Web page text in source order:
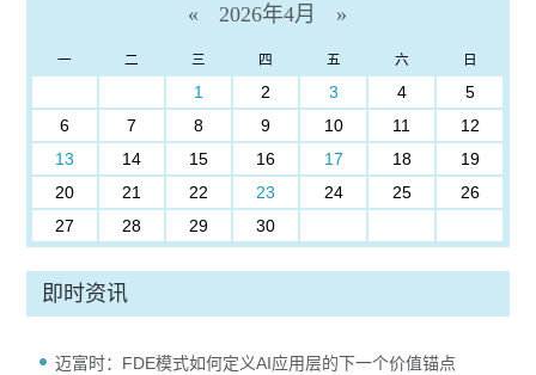
« 2026年4月 »
一 二 三 四 五 六 日
1 2 3 4
5
6
7 8 9 10 11
12
13
14 15 16 17 18
19
20
21 22 23 24 25
26
27
28 29 30
即时资讯
迈富时：FDE模式如何定义AI应用层的下一个价值锚点